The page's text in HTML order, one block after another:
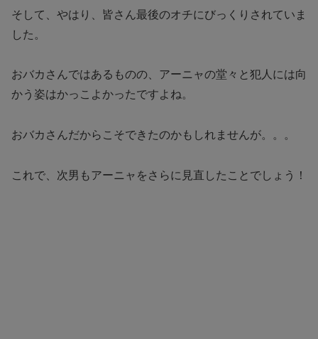
そして、やはり、皆さん最後のオチにびっくりされていま
した。
おバカさんではあるものの、アーニャの堂々と犯人には向
かう姿はかっこよかったですよね。
おバカさんだからこそできたのかもしれませんが。。。
これで、次男もアーニャをさらに見直したことでしょう！